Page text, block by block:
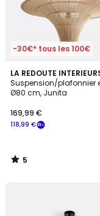
-30€* tous les 100€
LA REDOUTE
Suspension/plafonnier
Ø80 cm, Junita
118,99 €
169,99 €
5
/
5
5
/